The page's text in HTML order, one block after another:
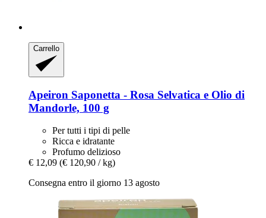
Carrello
Apeiron Saponetta -​ Rosa Selvatica e Olio di
Mandorle, 100 g
Per tutti i tipi di pelle
Ricca e idratante
Profumo delizioso
€ 12,09 (€ 120,90 / kg)
Consegna entro il giorno 13 agosto